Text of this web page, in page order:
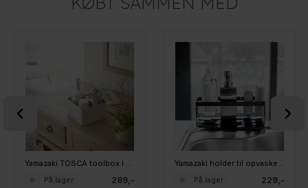
289,-
På lager 229,-
På lager